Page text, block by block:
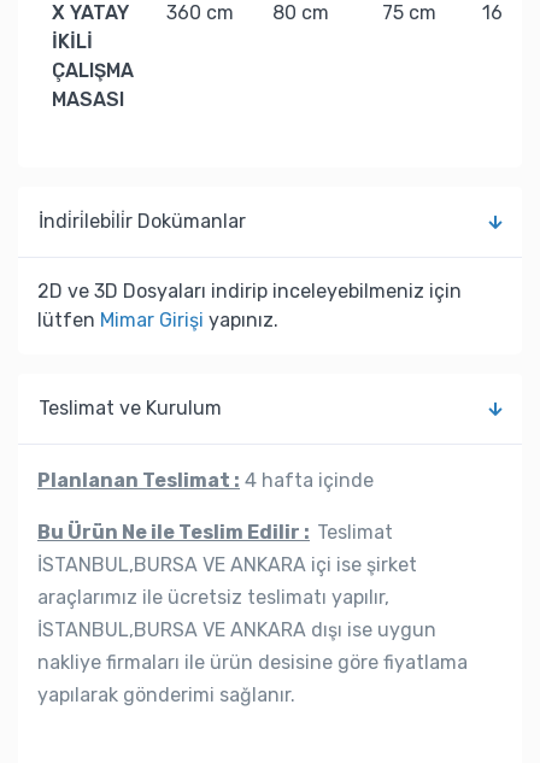
X YATAY
İKİLİ
ÇALIŞMA
MASASI
360 cm 80 cm 75 cm 169 kg
İndi̇ri̇lebi̇li̇r Dokümanlar
2D ve 3D Dosyaları indirip inceleyebilmeniz için
lütfen Mimar Girişi yapınız.
Teslimat ve Kurulum
Planlanan Teslimat : 4 hafta içinde
Bu Ürün Ne ile Teslim Edilir : Teslimat
İSTANBUL,BURSA VE ANKARA içi ise şirket
araçlarımız ile ücretsiz teslimatı yapılır,
İSTANBUL,BURSA VE ANKARA dışı ise uygun
nakliye firmaları ile ürün desisine göre fiyatlama
yapılarak gönderimi sağlanır.